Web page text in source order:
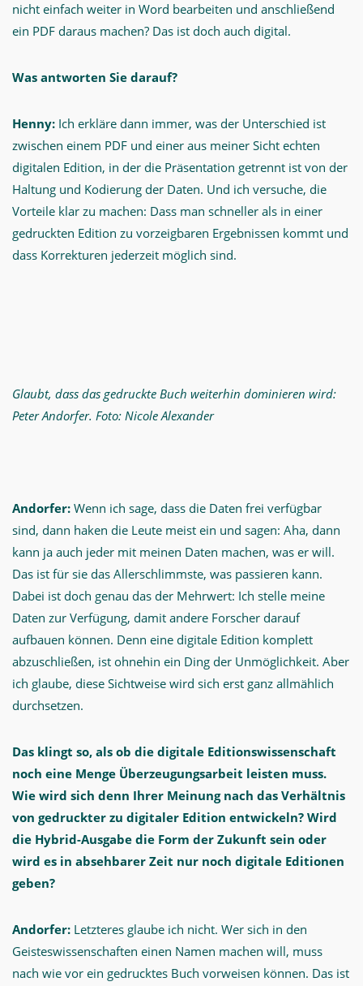
nicht einfach weiter in Word bearbeiten und anschließend
ein PDF daraus machen? Das ist doch auch digital.
Was antworten Sie darauf?
Henny: Ich erkläre dann immer, was der Unterschied ist
zwischen einem PDF und einer aus meiner Sicht echten
digitalen Edition, in der die Präsentation getrennt ist von der
Haltung und Kodierung der Daten. Und ich versuche, die
Vorteile klar zu machen: Dass man schneller als in einer
gedruckten Edition zu vorzeigbaren Ergebnissen kommt und
dass Korrekturen jederzeit möglich sind.
Glaubt, dass das gedruckte Buch weiterhin dominieren wird:
Peter Andorfer. Foto: Nicole Alexander
Andorfer: Wenn ich sage, dass die Daten frei verfügbar
sind, dann haken die Leute meist ein und sagen: Aha, dann
kann ja auch jeder mit meinen Daten machen, was er will.
Das ist für sie das Allerschlimmste, was passieren kann.
Dabei ist doch genau das der Mehrwert: Ich stelle meine
Daten zur Verfügung, damit andere Forscher darauf
aufbauen können. Denn eine digitale Edition komplett
abzuschließen, ist ohnehin ein Ding der Unmöglichkeit. Aber
ich glaube, diese Sichtweise wird sich erst ganz allmählich
durchsetzen.
Das klingt so, als ob die digitale Editionswissenschaft
noch eine Menge Überzeugungsarbeit leisten muss.
Wie wird sich denn Ihrer Meinung nach das Verhältnis
von gedruckter zu digitaler Edition entwickeln? Wird
die Hybrid-Ausgabe die Form der Zukunft sein oder
wird es in absehbarer Zeit nur noch digitale Editionen
geben?
Andorfer: Letzteres glaube ich nicht. Wer sich in den
Geisteswissenschaften einen Namen machen will, muss
nach wie vor ein gedrucktes Buch vorweisen können. Das ist